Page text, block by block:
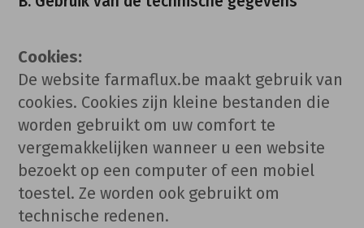
Cookies:
De website farmaflux.be maakt gebruik van
cookies. Cookies zijn kleine bestanden die
worden gebruikt om uw comfort te
vergemakkelijken wanneer u een website
bezoekt op een computer of een mobiel
toestel. Ze worden ook gebruikt om
technische redenen.